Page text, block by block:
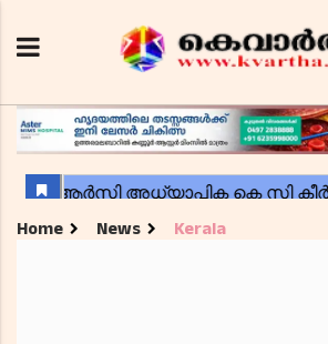
Home News Kerala